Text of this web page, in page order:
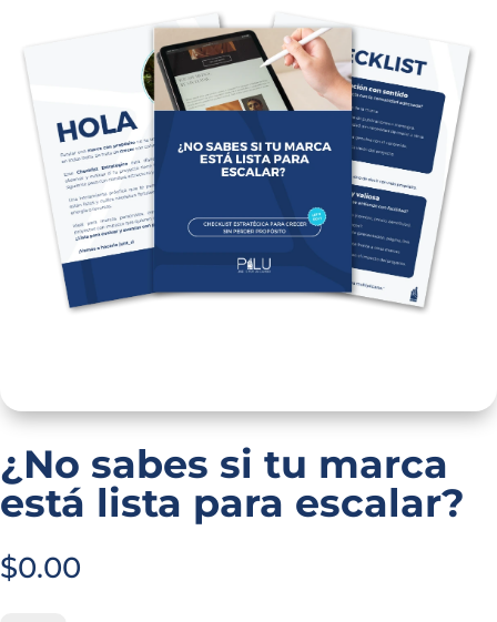
¿No sabes si tu marca
está lista para escalar?
$0.00